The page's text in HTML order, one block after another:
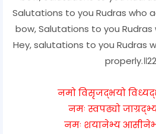
Salutations to you Rudras who
bow, Salutations to you Rudras
Hey, salutations to you Rudras
नमो विसृजद्भयो
नमः स्वपढ्यो
नमः शयानेभ्य